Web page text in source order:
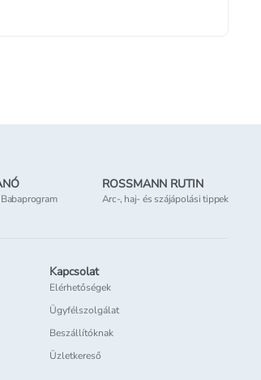
ROSSMANN RUTIN
Arc-, haj- és szájápolási tippek
Kapcsolat
Elérhetőségek
Ügyfélszolgálat
Beszállítóknak
Üzletkereső